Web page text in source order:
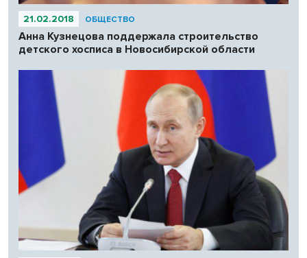
21.02.2018 ОБЩЕСТВО
Анна Кузнецова поддержала строительство
детского хосписа в Новосибирской области